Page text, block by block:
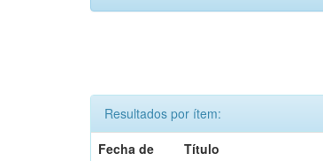
Resultados por ítem:
Fecha de
Título